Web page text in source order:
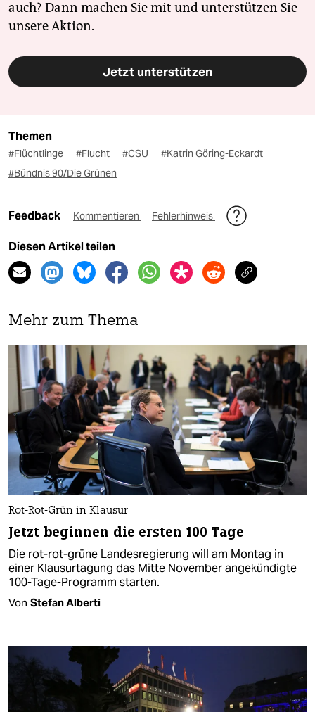
auch? Dann machen Sie mit und unterstützen Sie
unsere Aktion.
Jetzt unterstützen
Themen
#Flüchtlinge #Flucht #CSU
#Katrin Göring-Eckardt
#Bündnis 90/Die Grünen
Feedback Kommentieren Fehlerhinweis
Diesen Artikel teilen
Mehr zum Thema
Rot-Rot-Grün in Klausur
Jetzt beginnen die ersten 100 Tage
Die rot-rot-grüne Landesregierung will am Montag in
einer Klausurtagung das Mitte November angekündigte
100-Tage-Programm starten.
Von Stefan Alberti